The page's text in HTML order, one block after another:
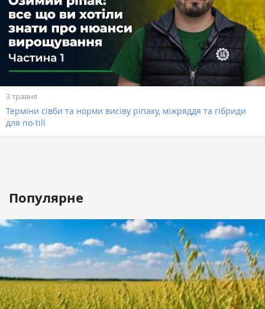
3 травня
Терміни сівби та норми висіву ріпаку, міжряддя та гібриди
для no-till
Популярне